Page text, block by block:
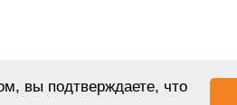
вы подтверждаете, что